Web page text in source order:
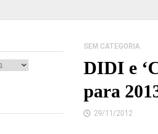
SEM CATEGORIA
DIDI e
para
29/11/2012